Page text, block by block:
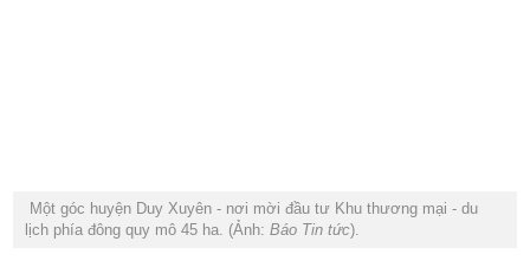
Một góc huyện Duy Xuyên - nơi mời đầu tư Khu thương mại - du
lịch phía đông quy mô 45 ha. (Ảnh: Báo Tin tức).